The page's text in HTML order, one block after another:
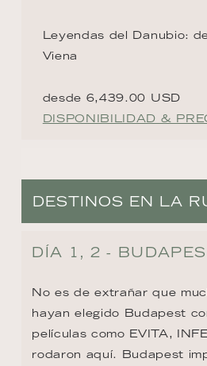
Leyendas del Danubio:
Viena
desde 6,439.00 USD
DISPONIBILIDAD &
DESTINOS EN LA
DÍA 1, 2 -
No es de extrañar que
hayan elegido Budapest
películas como EVITA,
rodaron aquí. Budapest